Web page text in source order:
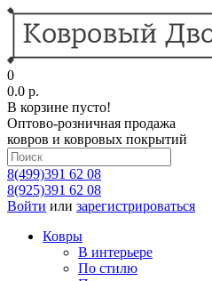
0
0.0 р.
В корзине пусто!
Оптово-розничная продажа
ковров и ковровых покрытий
8(499)391 62 08
8(925)391 62 08
Войти или зарегистрироваться
Ковры
В интерьере
По стилю